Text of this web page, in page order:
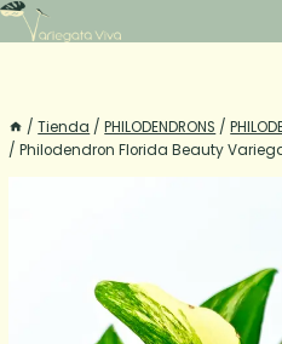
Saltar
al
/ Tienda / PHILODENDRONS /
/ Philodendron Florida Beauty